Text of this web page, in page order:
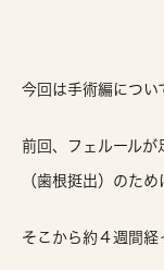
今回は手術編につい
前回、フェルールが
（歯根挺出）のた
そこから約４週間経